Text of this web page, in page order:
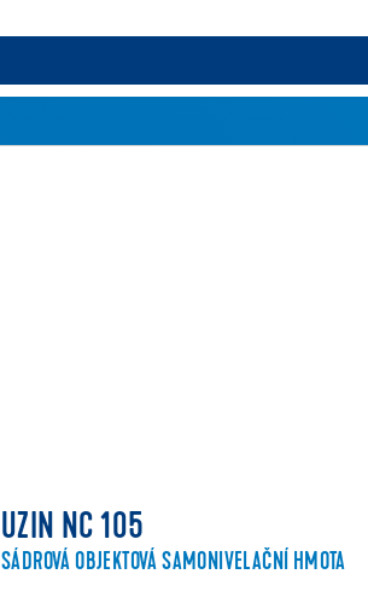
UZIN NC 105
SÁDROVÁ OBJEKTOVÁ SAMONIVELAČNÍ HMOTA